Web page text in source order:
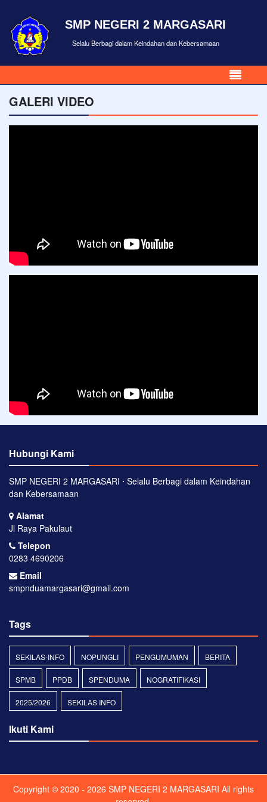
SMP NEGERI 2 MARGASARI
Selalu Berbagi dalam Keindahan dan Kebersamaan
GALERI VIDEO
Hubungi Kami
SMP NEGERI 2 MARGASARI ⋅ Selalu Berbagi dalam Keindahan
dan Kebersamaan
Alamat
Jl Raya Pakulaut
Telepon
0283 4690206
Email
smpnduamargasari@gmail.com
Tags
SEKILAS-INFO NOPUNGLI PENGUMUMAN BERITA
SPMB PPDB SPENDUMA NOGRATIFIKASI
2025/2026 SEKILAS INFO
Ikuti Kami
Copyright © 2020 - 2026 SMP NEGERI 2 MARGASARI All rights